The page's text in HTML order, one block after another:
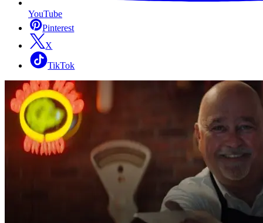
YouTube
Pinterest
X
TikTok